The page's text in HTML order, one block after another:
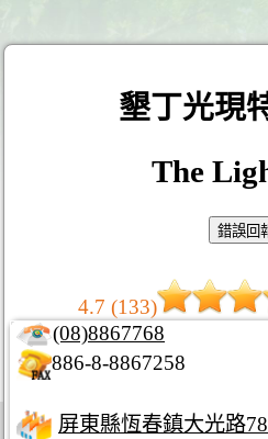
墾丁光現
The
4.7 (133)
(08)8867768
886-8-8867258
屏東縣恆春鎮大光路